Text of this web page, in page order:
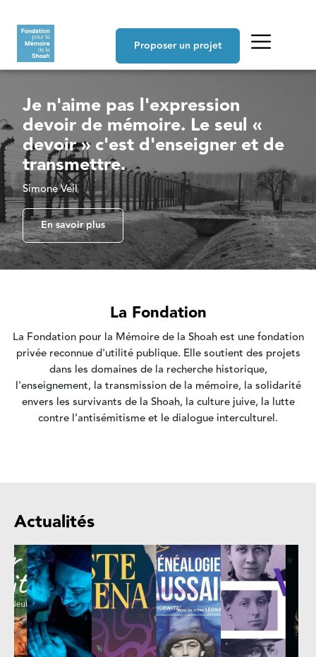
Proposer un projet
Je n'aime pas l'expression
devoir de mémoire. Le seul «
devoir » c'est d'enseigner et de
transmettre.
Simone Veil
En savoir plus
La Fondation
La Fondation pour la Mémoire de la Shoah est une fondation
privée reconnue d'utilité publique. Elle soutient des projets
dans les domaines de la recherche historique,
l'enseignement, la transmission de la mémoire, la solidarité
envers les survivants de la Shoah, la culture juive, la lutte
contre l’antisémitisme et le dialogue interculturel.
Actualités